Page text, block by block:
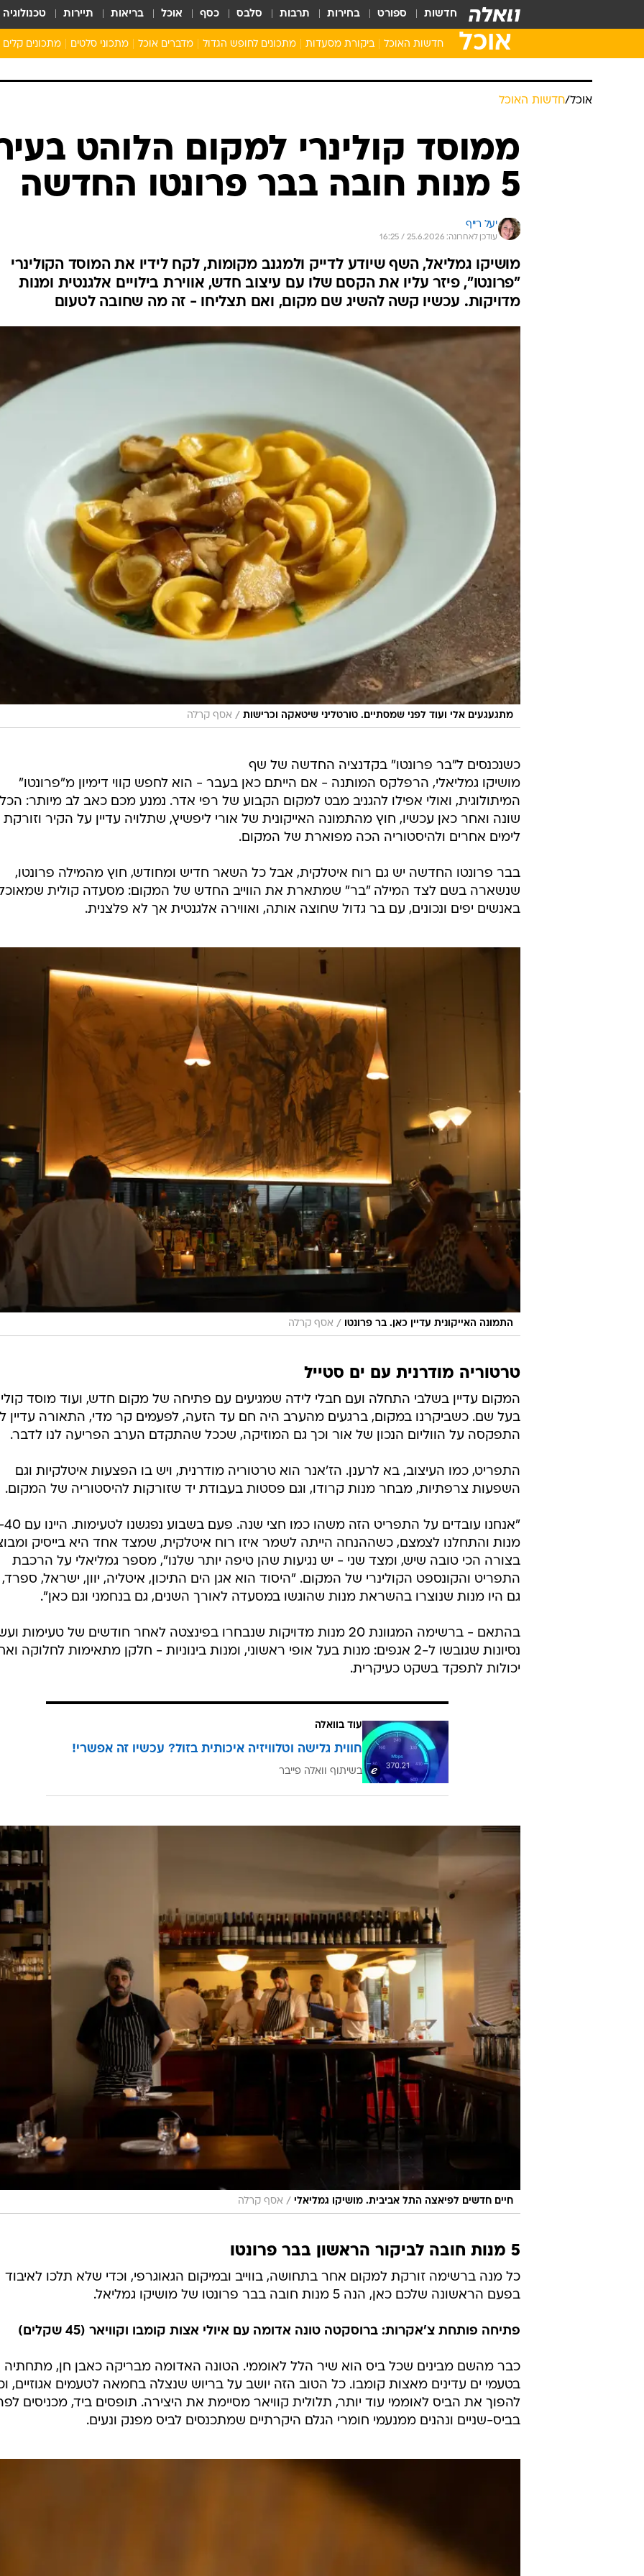
חדשות ספורט בחירות תרבות סלבס כסף אוכל בריאות תיירות טכנולוגיה
אוכל חדשות האוכל ביקורת מסעדות מתכונים לחופש הגדול
ילדים מבשלים
מתכונים מתוקים לילדים
מדברים אוכל מתכוני סלטים מתכונים קלים
אוכל/חדשות האוכל
ממוסד קולינרי למקום הלוהט
5 מנות חובה בבר פרונטו החדשה
יעל רייף
עודכן לאחרונה: 25.6.2026 / 16:25
מושיקו גמליאל, השף שיודע לדייק ולמגנב מקומות, לקח לידיו את המוסד הקולינרי
"פרונטו", פיזר עליו את הקסם שלו עם עיצוב חדש, אווירת בילויים אלגנטית ומנות
מדויקות. עכשיו קשה להשיג שם מקום, ואם תצליחו - זה מה שחובה לטעום
מתגעגעים אלי ועוד לפני שמסתיים. טורטליני שיטאקה וכרישות / אסף קרלה
כשנכנסים ל"בר פרונטו" בקדנציה החדשה של שף
מושיקו גמליאלי, הרפלקס המותנה - אם הייתם כאן בעבר - הוא לחפש קווי דימיון מ"פרונטו"
המיתולוגית, ואולי אפילו להגניב מבט למקום הקבוע של רפי אדר. נמנע מכם כאב לב מיותר: הכל
שונה ואחר כאן עכשיו, חוץ מהתמונה האייקונית של אורי ליפשיץ, שתלויה עדיין על הקיר וזורקת
לימים אחרים ולהיסטוריה הכה מפוארת של המקום.
בבר פרונטו החדשה יש גם רוח איטלקית, אבל כל השאר חדיש ומחודש, חוץ מהמילה פרונטו,
שנשארה בשם לצד המילה "בר" שמתארת את הווייב החדש של המקום: מסעדה קולית
באנשים יפים ונכונים, עם בר גדול שחוצה אותה, ואווירה אלגנטית אך לא פלצנית.
התמונה האייקונית עדיין כאן. בר פרונטו / אסף קרלה
טרטוריה מודרנית עם ים סטייל
המקום עדיין בשלבי התחלה ועם חבלי לידה שמגיעים עם פתיחה של מקום חדש, ועוד מוסד
בעל שם. כשביקרנו במקום, ברגעים מהערב היה חם עד הזעה, לפעמים קר מדי, התאורה עדיין
התפקסה על הווליום הנכון של אור וכך גם המוזיקה, שככל שהתקדם הערב הפריעה לנו לדבר.
התפריט, כמו העיצוב, בא לרענן. הז'אנר הוא טרטוריה מודרנית, ויש בו הפצעות איטלקיות וגם
השפעות צרפתיות, מבחר מנות קרודו, וגם פסטות בעבודת יד שזורקות להיסטוריה של המקום.
"אנחנו עובדים על התפריט הזה משהו כמו
מנות והתחלנו לצמצם, כשההנחה הייתה לשמר איזו רוח איטלקית, שמצד אחד היא בייסיק
בצורה הכי טובה שיש, ומצד שני - יש נגיעות שהן טיפה יותר שלנו", מספר גמליאלי על הרכבת
התפריט והקונספט הקולינרי של המקום. "היסוד הוא אגן הים התיכון, איטליה, יוון, ישראל, ספרד,
גם היו מנות שנוצרו בהשראת מנות שהוגשו במסעדה לאורך השנים, גם בנחמני וגם כאן".
בהתאם - ברשימה המגוונת 20 מנות מדויקות שנבחרו בפינצטה לאחר חודשים של טעימות
נסיונות שגובשו ל-2 אגפים: מנות בעל אופי ראשוני, ומנות בינוניות - חלקן מתאימות לחלוקה
יכולות לתפקד בשקט כעיקרית.
עוד בוואלה
חווית גלישה וטלוויזיה איכותית בזול? עכשיו זה אפשרי!
בשיתוף וואלה פייבר
חיים חדשים לפיאצה התל אביבית. מושיקו גמליאלי / אסף קרלה
5 מנות חובה לביקור הראשון בבר פרונטו
כל מנה ברשימה זורקת למקום אחר בתחושה, בווייב ובמיקום הגאוגרפי, וכדי שלא תלכו לאיבוד
בפעם הראשונה שלכם כאן, הנה 5 מנות חובה בבר פרונטו של מושיקו גמליאל.
פתיחה פותחת צ'אקרות: ברוסקטה טונה אדומה עם איולי אצות קומבו וקוויאר (45 שקלים)
כבר מהשם מבינים שכל ביס הוא שיר הלל לאוממי. הטונה האדומה מבריקה כאבן חן, מתחתיה
בטעמי ים עדינים מאצות קומבו. כל הטוב הזה יושב על בריוש שנצלה בחמאה לטעמים אגוזיים,
להפוך את הביס לאוממי עוד יותר, תלולית קוויאר מסיימת את היצירה. תופסים ביד, מכניסים
בביס-שניים ונהנים ממנעמי חומרי הגלם היקרתיים שמתכנסים לביס מפנק ונעים.